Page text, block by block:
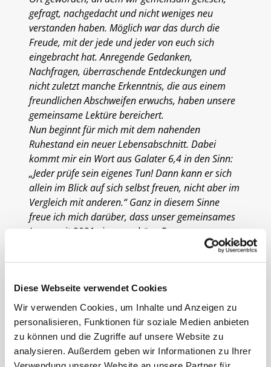
Diese Webseite verwendet Cookies
Wir verwenden Cookies, um Inhalte und Anzeigen zu
personalisieren, Funktionen für soziale Medien anbieten
zu können und die Zugriffe auf unsere Website zu
analysieren. Außerdem geben wir Informationen zu Ihrer
gefragt, nachgedacht und nicht weniges neu
verstanden haben. Möglich war das durch die
Freude, mit der jede und jeder von euch sich
eingebracht hat. Anregende Gedanken,
Nachfragen, überraschende Entdeckungen und
nicht zuletzt manche Erkenntnis, die aus einem
freundlichen Abschweifen erwuchs, haben unsere
gemeinsame Lektüre bereichert.
Nun beginnt für mich mit dem nahenden
Ruhestand ein neuer Lebensabschnitt. Dabei
kommt mir ein Wort aus Galater 6,4 in den Sinn:
„Jeder prüfe sein eigenes Tun! Dann kann er sich
allein im Blick auf sich selbst freuen, nicht aber im
Vergleich mit anderen.“ Ganz in diesem Sinne
freue ich mich darüber, dass unser gemeinsames
Lesen seit 2021 eine so schöne Resonanz
gefunden hat – ohne einen Vergleich mit den
vielen anderen gelungenen Veranstaltungen,
Gemeinde anstellen zu wollen.
So möchte ich euch zum Abschluss herzlich
danken: für eure Treue über die Jahre, für eure
Offenheit, für eure Geduld mit den Texten und
gelegentlich auch mit dem Moderator sowie für die
Freude am gemeinsamen Suchen und Verstehen.